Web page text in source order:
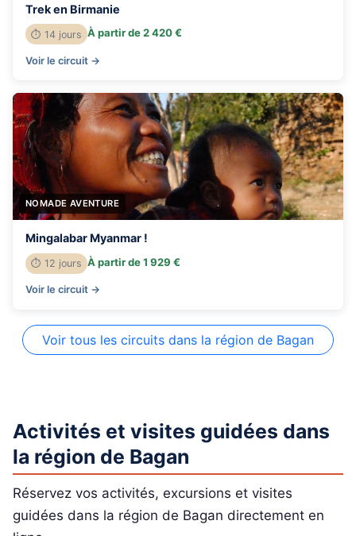
Trek en Birmanie
⏱ 14 jours À partir de 2 420 €
Voir le circuit →
NOMADE AVENTURE
Mingalabar Myanmar !
⏱ 12 jours À partir de 1 929 €
Voir le circuit →
Voir tous les circuits dans la région de Bagan
Activités et visites guidées dans
la région de Bagan
Réservez vos activités, excursions et visites
guidées dans la région de Bagan directement en